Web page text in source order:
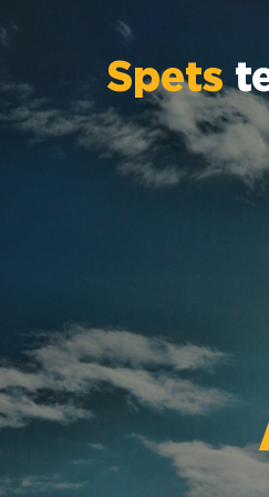
Spets